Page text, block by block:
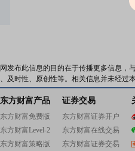
发布此信息的目的在于传播更多信息，
及时性、原创性等。相关信息并未经过
东方财富产品
东方财富免费版
东方财富Level-2
东方财富策略版
证券交易
东方财富证券开户
东方财富在线交易
东方财富证券交易